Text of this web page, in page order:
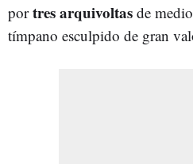
portres arquivoltas de
tímpano esculpido de gran